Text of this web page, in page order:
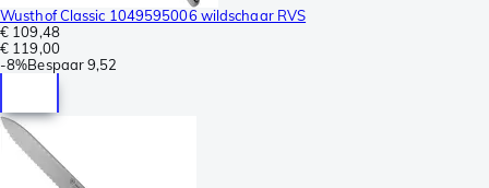
Wusthof Classic 1049595006 wildschaar RVS
€ 109,48
€ 119,00
-8%Bespaar9,52